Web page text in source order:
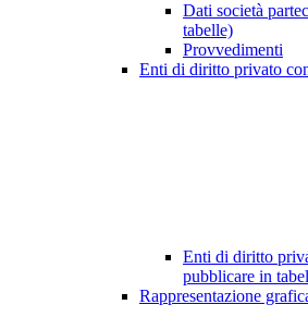
Dati società
tabelle)
Provvedimenti
Enti di diritto privato
Enti di diritto
pubblicare in
Rappresentazione